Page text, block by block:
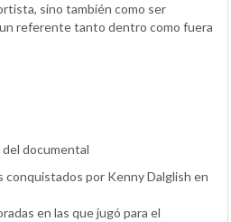
sino también como ser
referente tanto dentro como fuera
documental
conquistados por Kenny Dalglish en
en las que jugó para el